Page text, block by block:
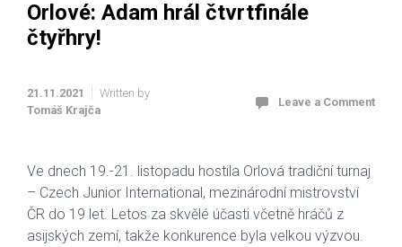
Orlové: Adam hrál čtvrtfinále
čtyřhry!
21.11.2021
Written by
Tomáš Krajča
Leave a Comment
Ve dnech 19.-21. listopadu hostila Orlová tradiční turnaj
– Czech Junior International, mezinárodní mistrovství
ČR do 19 let. Letos za skvělé účasti včetně hráčů z
asijských zemí, takže konkurence byla velkou výzvou.